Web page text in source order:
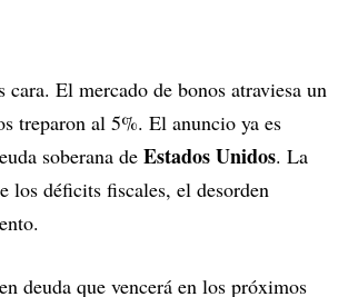
cara. El mercado de bonos atraviesa un
treparon al 5%. El anuncio ya es
soberana de Estados Unidos. La
los déficits fiscales, el desorden
deuda que vencerá en los próximos